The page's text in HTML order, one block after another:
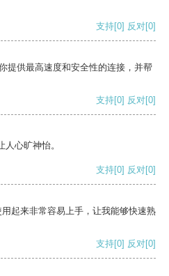
支持[0] 反对[0]
提供最高速度和安全性的连接，并帮
支持[0] 反对[0]
心旷神怡。
支持[0] 反对[0]
起来非常容易上手，让我能够快速熟
支持[0] 反对[0]